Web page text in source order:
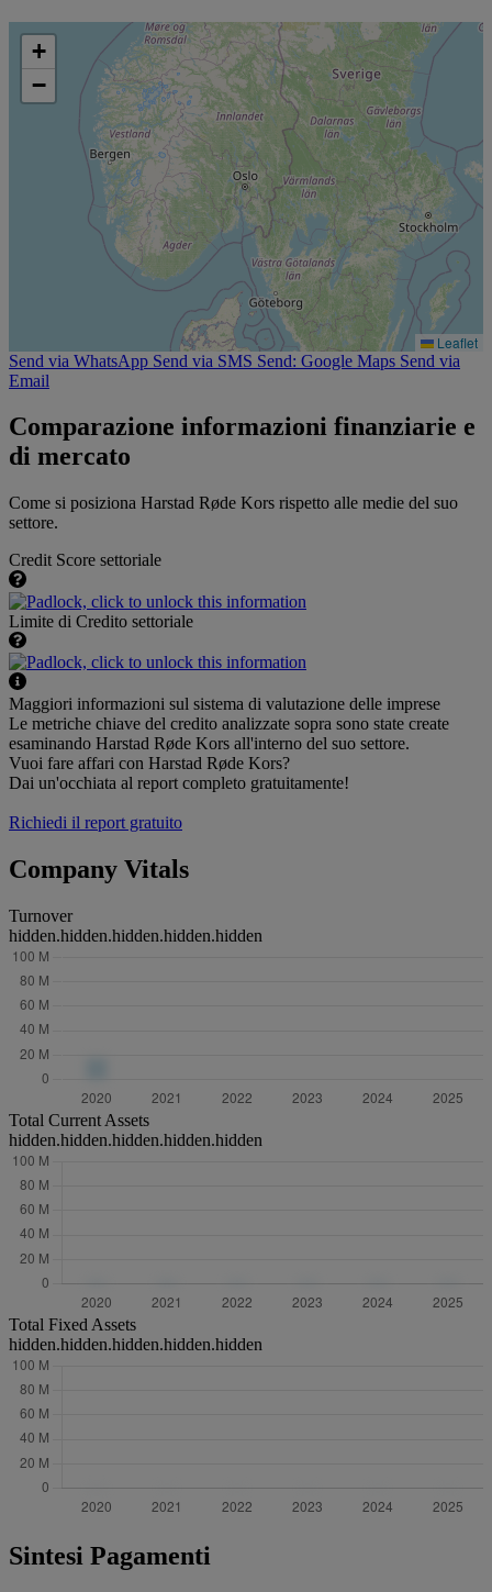
+
−
Leaflet
Send via WhatsApp Send via SMS Send: Google Maps Send via
Email
Comparazione informazioni finanziarie e
di mercato
Come si posiziona Harstad Røde Kors rispetto alle medie del suo
settore.
Credit Score settoriale
Limite di Credito settoriale
Maggiori informazioni sul sistema di valutazione delle imprese
Le metriche chiave del credito analizzate sopra sono state create
esaminando Harstad Røde Kors all'interno del suo settore.
Vuoi fare affari con Harstad Røde Kors?
Dai un'occhiata al report completo gratuitamente!
Richiedi il report gratuito
Company Vitals
Turnover
hidden.hidden.hidden.hidden.hidden
Total Current Assets
hidden.hidden.hidden.hidden.hidden
Total Fixed Assets
hidden.hidden.hidden.hidden.hidden
Sintesi Pagamenti